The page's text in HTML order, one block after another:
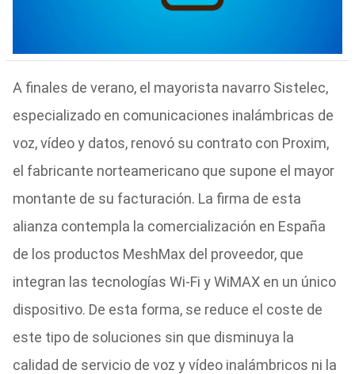
A finales de verano, el mayorista navarro Sistelec,
especializado en comunicaciones inalámbricas de
voz, vídeo y datos, renovó su contrato con Proxim,
el fabricante norteamericano que supone el mayor
montante de su facturación. La firma de esta
alianza contempla la comercialización en España
de los productos MeshMax del proveedor, que
integran las tecnologías Wi-Fi y WiMAX en un único
dispositivo. De esta forma, se reduce el coste de
este tipo de soluciones sin que disminuya la
calidad de servicio de voz y vídeo inalámbricos ni la